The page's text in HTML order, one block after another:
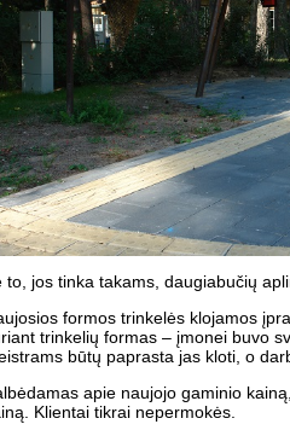
to, jos tinka takams, daugiabučių
formos trinkelės klojamos
trinkelių formas – įmonei buvo
būtų paprasta jas kloti, o
apie naujojo gaminio
Klientai tikrai nepermokės.